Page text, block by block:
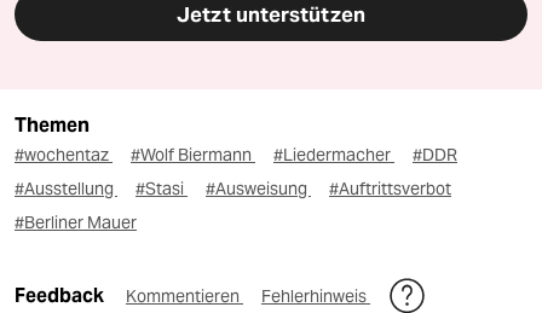
Jetzt unterstützen
Themen
#wochentaz #Wolf Biermann #Liedermacher
#DDR
#Ausstellung
#Stasi #Ausweisung
#Auftrittsverbot
#Berliner Mauer
Feedback Kommentieren Fehlerhinweis